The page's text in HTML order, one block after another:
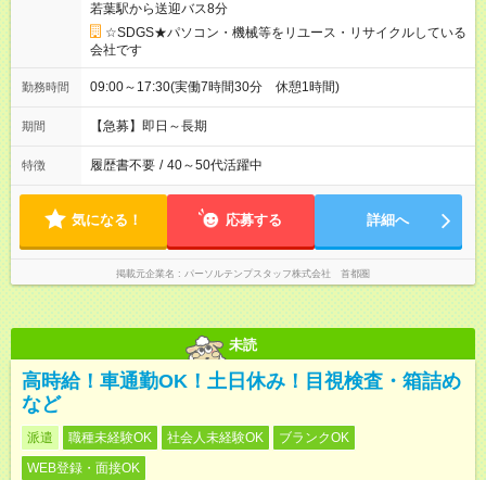
若葉駅から送迎バス8分
☆SDGS★パソコン・機械等をリユース・リサイクルしている
会社です
勤務時間 09:00～17:30(実働7時間30分 休憩1時間)
期間 【急募】即日～長期
特徴 履歴書不要 / 40～50代活躍中
気になる！ 応募する 詳細へ
掲載元企業名 パーソルテンプスタッフ株式会社 首都圏
未読
高時給！車通勤OK！土日休み！目視検査・箱詰め
など
派遣 職種未経験OK 社会人未経験OK
ブランクOK
WEB登録・面接OK